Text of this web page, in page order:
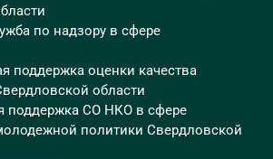
по надзору в сфере
поддержка оценки качества
области
поддержка СО НКО в сфере
политики Свердловской